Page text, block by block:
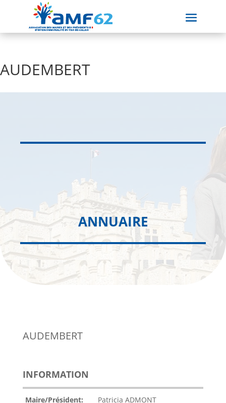
AUDEMBERT
ANNUAIRE
AUDEMBERT
INFORMATION
Maire/Président: Patricia ADMONT